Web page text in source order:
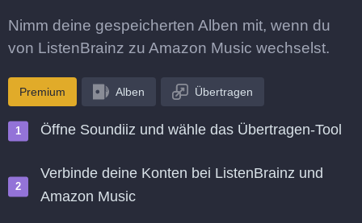
Nimm deine gespeicherten Alben mit, wenn du
von ListenBrainz zu Amazon Music wechselst.
Premium Alben Übertragen
Öffne Soundiiz und wähle das Übertragen-Tool
Verbinde deine Konten bei ListenBrainz und
Amazon Music